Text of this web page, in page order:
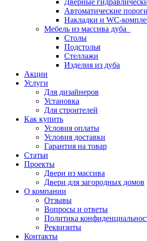
Дверные
Автоматические пороги
Накладки и WC-
Мебель из массива дуба
Столы
Подстолья
Стеллажи
Изделия из дуба
Акции
Услуги
Для дизайнеров
Установка
Для строителей
Как купить
Условия оплаты
Условия доставки
Гарантия на товар
Статьи
Проекты
Двери из массива
Двери для загородных домов
О компании
Отзывы
Вопросы и ответы
Политика
Реквизиты
Контакты